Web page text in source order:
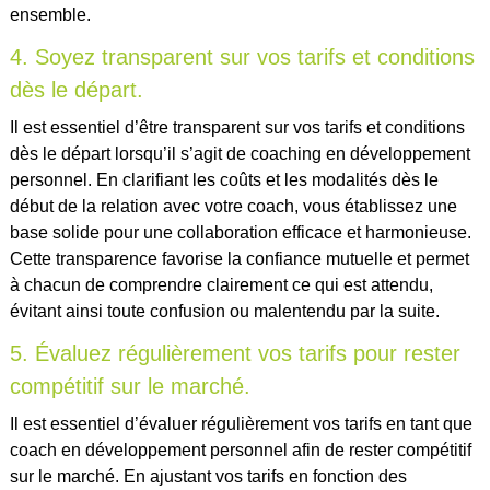
ensemble.
4. Soyez transparent sur vos tarifs et conditions
dès le départ.
Il est essentiel d’être transparent sur vos tarifs et conditions
dès le départ lorsqu’il s’agit de coaching en développement
personnel. En clarifiant les coûts et les modalités dès le
début de la relation avec votre coach, vous établissez une
base solide pour une collaboration efficace et harmonieuse.
Cette transparence favorise la confiance mutuelle et permet
à chacun de comprendre clairement ce qui est attendu,
évitant ainsi toute confusion ou malentendu par la suite.
5. Évaluez régulièrement vos tarifs pour rester
compétitif sur le marché.
Il est essentiel d’évaluer régulièrement vos tarifs en tant que
coach en développement personnel afin de rester compétitif
sur le marché. En ajustant vos tarifs en fonction des